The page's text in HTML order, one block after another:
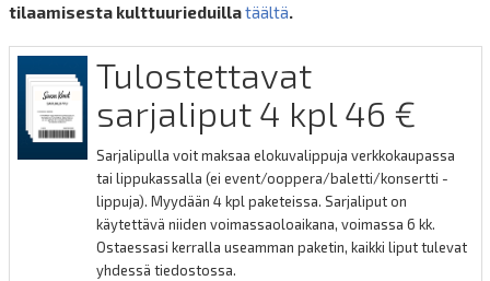
tilaamisesta kulttuurieduillatäältä.
Tulostettavat
sarjaliput 4 kpl 46 €
Sarjalipulla voit maksaa elokuvalippuja verkkokaupassa
tai lippukassalla (ei event/ooppera/baletti/konsertti -
lippuja). Myydään 4 kpl paketeissa. Sarjaliput on
käytettävä niiden voimassaoloaikana, voimassa 6 kk.
Ostaessasi kerralla useamman paketin, kaikki liput tulevat
yhdessä tiedostossa.